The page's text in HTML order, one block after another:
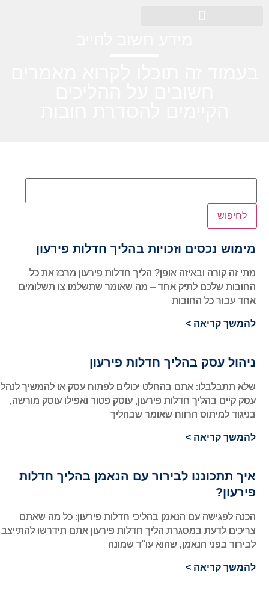
לחיפוש
מימוש נכסים וזכויות בהליך חדלות פירעון
מתי זה קורה ובאיזה אופן? הליך חדלות פירעון מרכז את כל
החובות שלכם לתיק אחד – מה שאומר שתשלמו צו תשלומים
אחד עבור כל החובות
להמשך קריאה >
ניהול עסק בהליך חדלות פירעון
שלא תתבלבלו: אתם בהחלט יכולים לפתוח עסק או להמשיך לנהל
עסק קיים בהליך חדלות פירעון, עוסק פטור ואפילו עוסק מורשה,
בניגוד למיתוס הרווח שאומר שבהליך
להמשך קריאה >
איך תתכוננו לבירור עם הנאמן בהליך חדלות
פירעון?
הכנה לפגישה עם הנאמן בהליכי חדלות פירעון: כל מה שאתם
צריכים לדעת במסגרת הליך חדלות פירעון אתם תידרשו להתייצב
לבירור בפני הנאמן, שהוא עו"ד שמונה
להמשך קריאה >